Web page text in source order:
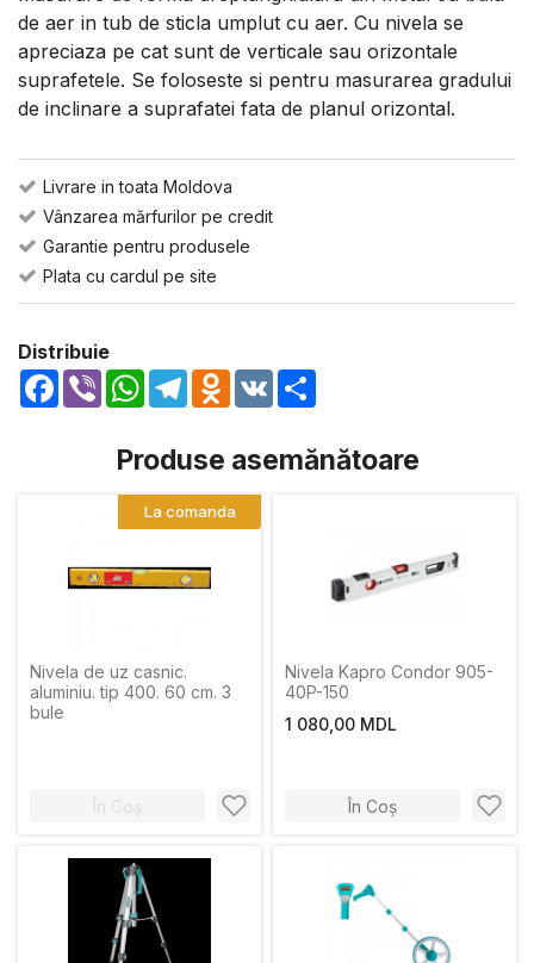
de aer in tub de sticla umplut cu aer. Cu nivela se
apreciaza pe cat sunt de verticale sau orizontale
suprafetele. Se foloseste si pentru masurarea gradului
de inclinare a suprafatei fata de planul orizontal.
Livrare in toata Moldova
Vânzarea mărfurilor pe credit
Garantie pentru produsele
Plata cu cardul pe site
Distribuie
Facebook
Viber WhatsApp
TelegramOdnoklassniki
VK
Produse asemănătoare
Nivela de uz casnic.
aluminiu. tip 400. 60 cm. 3
bule
În Coș
La comanda
Nivela Kapro Condor 905-
40P-150
1 080,00 MDL
În Coș